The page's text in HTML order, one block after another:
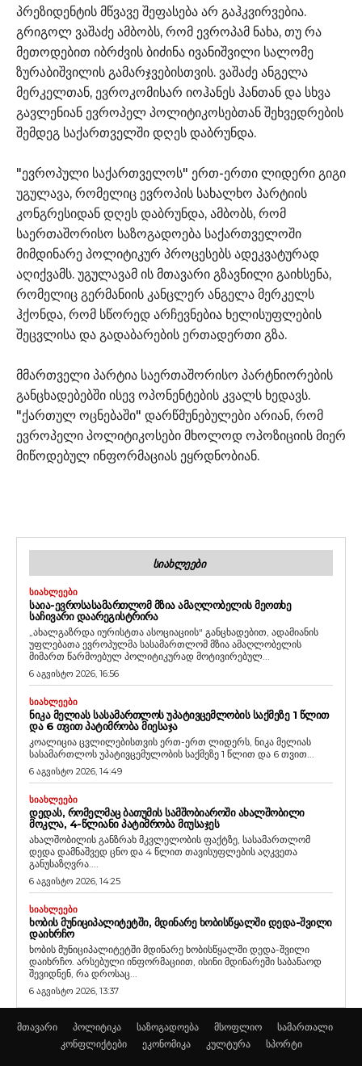
პრეზიდენტის მწვავე შეფასება არ გაჰკვირვებია.
გრიგოლ ვაშაძე ამბობს, რომ ევროპამ ნახა, თუ რა
მეთოდებით იბრძვის ბიძინა ივანიშვილი სალომე
ზურაბიშვილის გამარჯვებისთვის. ვაშაძე ანგელა
მერკელთან, ევროკომისარ იოჰანეს ჰანთან და სხვა
გავლენიან ევროპელ პოლიტიკოსებთან შეხვედრების
შემდეგ საქართველში დღეს დაბრუნდა.
"ევროპული საქართველოს" ერთ-ერთი ლიდერი გიგი
უგულავა, რომელიც ევროპის სახალხო პარტიის
კონგრესიდან დღეს დაბრუნდა, ამბობს, რომ
საერთაშორისო საზოგადოება საქართველოში
მიმდინარე პოლიტიკურ პროცესებს ადეკვატურად
აღიქვამს. უგულავამ ის მთავარი გზავნილი გაიხსენა,
რომელიც გერმანიის კანცლერ ანგელა მერკელს
ჰქონდა, რომ სწორედ არჩევნებია ხელისუფლების
შეცვლისა და გადაბარების ერთადერთი გზა.
მმართველი პარტია საერთაშორისო პარტნიორების
განცხადებებში ისევ ოპონენტების კვალს ხედავს.
"ქართულ ოცნებაში" დარწმუნებულები არიან, რომ
ევროპელი პოლიტიკოსები მხოლოდ ოპოზიციის მიერ
მიწოდებულ ინფორმაციას ეყრდნობიან.
ᲡᲘᲐᲮᲚᲔᲔᲑᲘ
ᲡᲘᲐᲮᲚᲔᲔᲑᲘ
ᲡᲐᲘᲐ-ᲔᲕᲠᲝᲡᲐᲡᲐᲛᲐᲠᲗᲚᲝᲛ ᲛᲖᲘᲐ ᲐᲛᲐᲦᲚᲝᲑᲔᲚᲘᲡ ᲛᲔᲝᲗᲮᲔ
ᲡᲐᲩᲘᲕᲐᲠᲘ ᲓᲐᲐᲠᲔᲒᲘᲡᲢᲠᲘᲠᲐ
„ახალგაზრდა იურისტთა ასოციაციის“ განცხადებით, ადამიანის
უფლებათა ევროპულმა სასამართლომ მზია ამაღლობელის
მიმართ წარმოებულ პოლიტიკურად მოტივირებულ...
6 აგვისტო 2026, 16:56
ᲡᲘᲐᲮᲚᲔᲔᲑᲘ
ᲜᲘᲙᲐ ᲛᲔᲚᲘᲐᲡ ᲡᲐᲡᲐᲛᲐᲠᲗᲚᲝᲡ ᲣᲞᲐᲢᲘᲕᲪᲔᲛᲚᲝᲑᲘᲡ ᲡᲐᲥᲛᲔᲖᲔ 1 ᲬᲚᲘᲗ
ᲓᲐ 6 ᲗᲕᲘᲗ ᲞᲐᲢᲘᲛᲠᲝᲑᲐ ᲛᲘᲔᲡᲐᲯᲐ
კოალიცია ცვლილებისთვის ერთ-ერთ ლიდერს, ნიკა მელიას
სასამართლოს უპატივცემულობის საქმეზე 1 წლით და 6 თვით...
6 აგვისტო 2026, 14:49
ᲡᲘᲐᲮᲚᲔᲔᲑᲘ
ᲓᲔᲓᲐᲡ, ᲠᲝᲛᲔᲚᲛᲐᲪ ᲑᲐᲗᲣᲛᲘᲡ ᲡᲐᲛᲨᲝᲑᲘᲐᲠᲝᲨᲘ ᲐᲮᲐᲚᲨᲝᲑᲘᲚᲘ
ᲛᲝᲙᲚᲐ, 4-ᲬᲚᲘᲐᲜᲘ ᲞᲐᲢᲘᲛᲠᲝᲑᲐ ᲛᲘᲣᲡᲐᲯᲔᲡ
ახალშობილის განზრახ მკვლელობის ფაქტზე, სასამართლომ
დედა დამნაშვედ ცნო და 4 წლით თავისუფლების აღკვეთა
განუსაზღვრა....
6 აგვისტო 2026, 14:25
ᲡᲘᲐᲮᲚᲔᲔᲑᲘ
ᲮᲝᲑᲘᲡ ᲛᲣᲜᲘᲪᲘᲞᲐᲚᲘᲢᲔᲢᲨᲘ, ᲛᲓᲘᲜᲐᲠᲔ ᲮᲝᲑᲘᲡᲬᲧᲐᲚᲨᲘ ᲓᲔᲓᲐ-ᲨᲕᲘᲚᲘ
ᲓᲐᲘᲮᲠᲩᲝ
ხობის მუნიციპალიტეტში მდინარე ხობისწყალში დედა-შვილი
დაიხრჩო. არსებული ინფორმაციით, ისინი მდინარეში საბანაოდ
შევიდნენ, რა დროსაც...
6 აგვისტო 2026, 13:37
მთავარი პოლიტიკა საზოგადოება მსოფლიო
სამართალი
კონფლიქტები
ეკონომიკა კულტურა სპორტი